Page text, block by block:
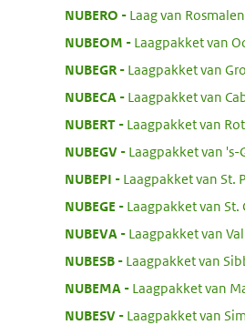
NUBERO
Laag van Rosmalen
NUBEOM
Laagpakket van
NUBEGR:
Laagpakket van
NUBECA
Laagpakket van
NUBERT:
Laagpakket van
NUBEGV:
Laagpakket van 's-
NUBEPI
Laagpakket van St.
NUBEGE
Laagpakket van St.
NUBEVA
Laagpakket van
NUBESB:
Laagpakket van
NUBEMA
Laagpakket van
NUBESV:
Laagpakket van